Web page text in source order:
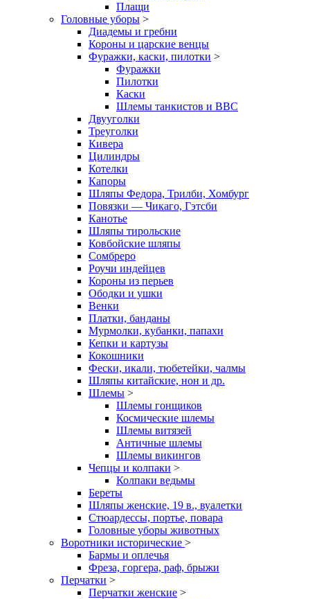
Плащи
Головные уборы >
Диадемы и гребни
Короны и царские венцы
Фуражки, каски, пилотки >
Фуражки
Пилотки
Каски
Шлемы танкистов и ВВС
Двууголки
Треуголки
Кивера
Цилиндры
Котелки
Капоры
Шляпы Федора, Трилби, Хомбург
Повязки — Чикаго, Гэтсби
Канотье
Шляпы тирольские
Ковбойские шляпы
Сомбреро
Роучи индейцев
Короны из перьев
Ободки и ушки
Венки
Платки, банданы
Мурмолки, кубанки, папахи
Кепки и картузы
Кокошники
Фески, икали, тюбетейки, чалмы
Шляпы китайские, нон и др.
Шлемы >
Шлемы гонщиков
Космические шлемы
Шлемы витязей
Античные шлемы
Шлемы викингов
Чепцы и колпаки >
Колпаки ведьмы
Береты
Шляпы женские, 19 в., вуалетки
Стюардессы, портье, повара
Головные уборы животных
Воротники исторические >
Бармы и оплечья
Фреза, горгера, раф, брыжи
Перчатки >
Перчатки женские >